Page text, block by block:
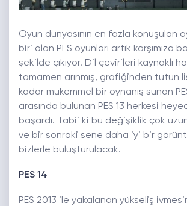
Oyun dünyasının en fazla konuşulan
biri olan PES oyunları artık karşımıza
şekilde çıkıyor. Dil çevirileri kaynaklı
tamamen arınmış, grafiğinden tutun
kadar mükemmel bir oynanış sunan
arasında bulunan PES 13 herkesi
başardı. Tabii ki bu değişiklik çok
ve bir sonraki sene daha iyi bir
bizlerle buluşturulacak.
PES 14
PES 2013 ile yakalanan yükseliş